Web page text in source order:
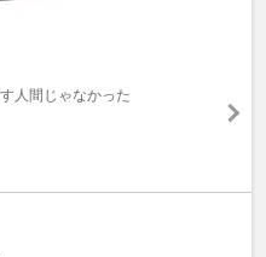
人間じゃなかった